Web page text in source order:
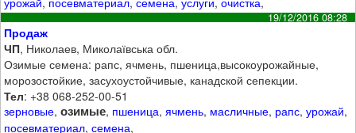
19/12/2016 08:28
Продаж
ЧП, Николаев, Миколаївська обл.
Озимые семена: рапс, ячмень, пшеница,высокоурожайные,
морозостойкие, засухоустойчивые, канадской сепекции.
Тел: +38 068-252-00-51
зерновые,озимые, пшеница,ячмень, масличные, рапс,урожай,
посевматериал,семена,